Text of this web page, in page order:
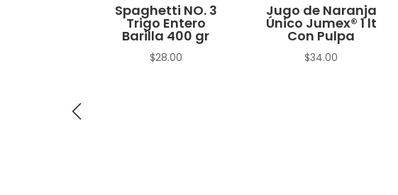
Spaghetti NO. 3
Trigo Entero
Barilla 400 gr
$28.00
Jugo de Naranja
Único Jumex® 1 lt
Con Pulpa
$34.00